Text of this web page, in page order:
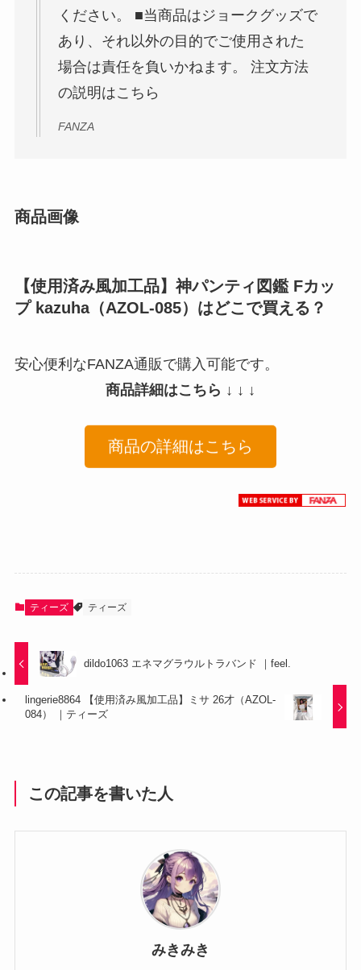
ください。 ■当商品はジョークグッズで
あり、それ以外の目的でご使用された
場合は責任を負いかねます。 注文方法
の説明はこちら
FANZA
商品画像
【使用済み風加工品】神パンティ図鑑 Fカッ
プ kazuha（AZOL-085）はどこで買える？
安心便利なFANZA通販で購入可能です。
商品詳細はこちら ↓ ↓ ↓
商品の詳細はこちら
ティーズ ティーズ
dildo1063 エネマグラウルトラバンド ｜feel.
lingerie8864 【使用済み風加工品】ミサ 26才（AZOL-
084） ｜ティーズ
この記事を書いた人
みきみき